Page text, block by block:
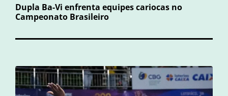
Dupla Ba-Vi enfrenta equipes cariocas no
Campeonato Brasileiro